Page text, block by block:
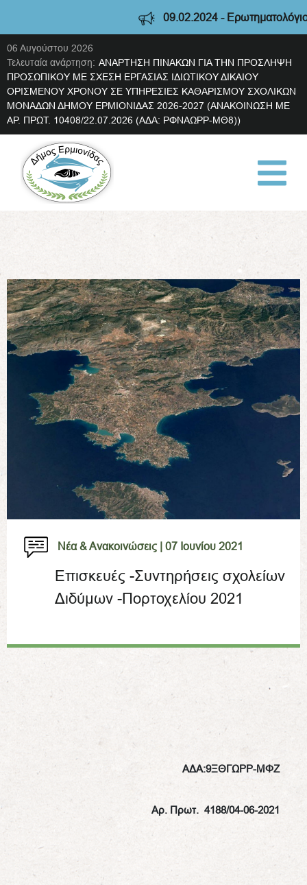
09.02.2024 - Ερωτηματολόγιο διαβούλευσης
06 Αυγούστου 2026
Τελευταία ανάρτηση: ΑΝΑΡΤΗΣΗ ΠΙΝΑΚΩΝ ΓΙΑ ΤΗΝ ΠΡΟΣΛΗΨΗ
ΠΡΟΣΩΠΙΚΟΥ ΜΕ ΣΧΕΣΗ ΕΡΓΑΣΙΑΣ ΙΔΙΩΤΙΚΟΥ ΔΙΚΑΙΟΥ
ΟΡΙΣΜΕΝΟΥ ΧΡΟΝΟΥ ΣΕ ΥΠΗΡΕΣΙΕΣ ΚΑΘΑΡΙΣΜΟΥ ΣΧΟΛΙΚΩΝ
ΜΟΝΑΔΩΝ ΔΗΜΟΥ ΕΡΜΙΟΝΙΔΑΣ 2026-2027 (ΑΝΑΚΟΙΝΩΣΗ ΜΕ
ΑΡ. ΠΡΩΤ. 10408/22.07.2026 (ΑΔΑ: ΡΦΝΑΩΡΡ-ΜΘ8))
Νέα & Ανακοινώσεις | 07 Ιουνίου 2021
Επισκευές -Συντηρήσεις σχολείων
Διδύμων -Πορτοχελίου 2021
ΑΔΑ:9ΞΘΓΩΡΡ-ΜΦΖ
Αρ. Πρωτ. 4188/04-06-2021